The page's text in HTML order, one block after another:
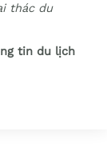
thác du
tin du lịch